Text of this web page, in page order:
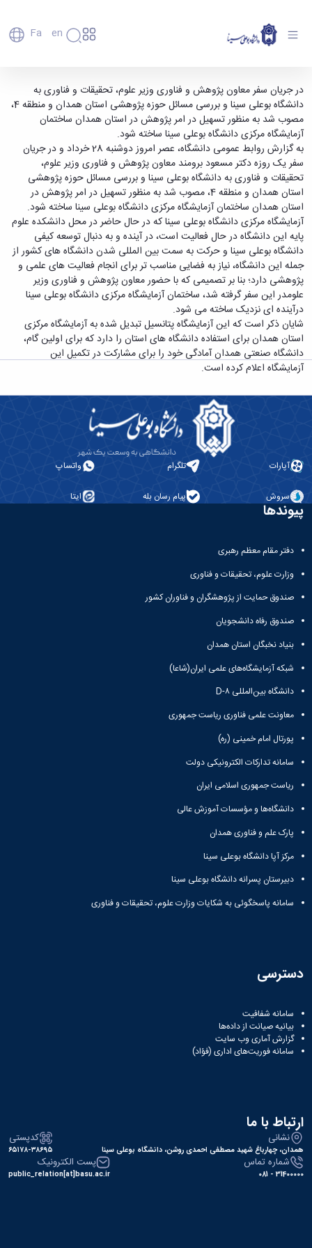
Fa En
دانشگاه
تاریخچه
و
معرفی
برنامه
راهبردی
دانشگاه
نقشه
دانشگاه
سازمان
دانشگاه
معاونت
توسعه
مدیریت
و
پشتیبانی
معاونت
آموزشی
و
تحصیلات
تکمیلی
فناوری
فرهنگی
و
نمایندگی
معظم
رهبری
با
اعضای
هیأت
کارکنان
دانشجویان
فارغ
التحصیلان
دانشکده‌ها
پردیس
اصلی
مهندسی
کشاورزی
شیمی
و
علوم
نفت
علوم
انسانی
هنر
و
معماری
دامپزشکی
علوم
اجتماعی
های
اقماری
ارتباط
با ما
روابط
بین
الملل
(قدم
الآن)
Apply
Now
ساختمان آزمایشگاه مرکزی دانشگاه بوعلی سینا
ساخته می شود - دانشگاه بوعلی سینا همدان
در جریان سفر معاون پژوهش و فناوری وزیر علوم، تحقیقات و فناوری به
دانشگاه بوعلی سینا و بررسی مسائل حوزه پژوهشی استان همدان و منطقه 4،
مصوب شد به منظور تسهیل در امر پژوهش در استان همدان ساختمان
آزمایشگاه مرکزی دانشگاه بوعلی سینا ساخته شود.
به گزارش روابط عمومی دانشگاه، عصر امروز دوشنبه 28 خرداد و در جریان
سفر یک روزه دکتر مسعود برومند معاون پژوهش و فناوری وزیر علوم،
تحقیقات و فناوری به دانشگاه بوعلی سینا و بررسی مسائل حوزه پژوهشی
استان همدان و منطقه 4، مصوب شد به منظور تسهیل در امر پژوهش در
استان همدان ساختمان آزمایشگاه مرکزی دانشگاه بوعلی سینا ساخته شود.
آزمایشگاه مرکزی دانشگاه بوعلی سینا که در حال حاضر در محل دانشکده علوم
پایه این دانشگاه در حال فعالیت است، در آینده و به دنبال توسعه کیفی
دانشگاه بوعلی سینا و حرکت به سمت بین المللی شدن دانشگاه های کشور از
جمله این دانشگاه، نیاز به فضایی مناسب تر برای انجام فعالیت های علمی و
پژوهشی دارد؛ بنا بر تصمیمی که با حضور معاون پژوهش و فناوری وزیر
علومدر این سفر گرفته شد، ساختمان آزمایشگاه مرکزی دانشگاه بوعلی سینا
درآینده ای نزدیک ساخته می شود.
شایان ذکر است که این آزمایشگاه پتانسیل تبدیل شده به آزمایشگاه مرکزی
استان همدان برای استفاده دانشگاه های استان را دارد که برای اولین گام،
دانشگاه صنعتی همدان آمادگی خود را برای مشارکت در تکمیل این
آزمایشگاه اعلام کرده است.
آپارات تلگرام واتساپ
سروش پیام رسان بله ایتا
پیوندها
دفتر مقام معظم رهبری
وزارت علوم، تحقیقات و فناوری
صندوق حمایت از پژوهشگران و فناوران کشور
صندوق رفاه دانشجویان
بنیاد نخبگان استان همدان
شبکه آزمایشگاه‌های علمی ایران(شاعا)
دانشگاه بین‌المللی D-۸
معاونت علمی فناوری ریاست جمهوری
پورتال امام خمینی (ره)
سامانه تدارکات الکترونیکی دولت
ریاست جمهوری اسلامی ایران
دانشگاه‌ها و مؤسسات آموزش عالی
پارک علم و فناوری همدان
مرکز آپا دانشگاه بوعلی سینا
دبیرستان پسرانه دانشگاه بوعلی سینا
سامانه پاسخگوئی به شکایات وزارت علوم، تحقیقات و فناوری
دسترسی
سامانه شفافیت
بیانیه صیانت از داده‌ها
گزارش آماری وب‌ سایت
سامانه فوریت‌های اداری (فؤاد)
ارتباط با ما
نشانی
همدان، چهارباغ شهید مصطفی احمدی روشن، دانشگاه بوعلی سینا
کدپستی
۶۵۱۷۸-۳۸۶۹۵
شماره تماس
31400000 - 081
پست الکترونیک
public_relation[at]basu.ac.ir